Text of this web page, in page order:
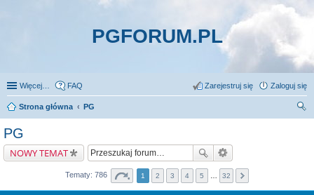
PGFORUM.PL
Więcej… FAQ Zaloguj się
Zarejestruj się
Strona główna
PG
PG
NOWY TEMAT
Tematy: 786 1 2 3 4 5 32